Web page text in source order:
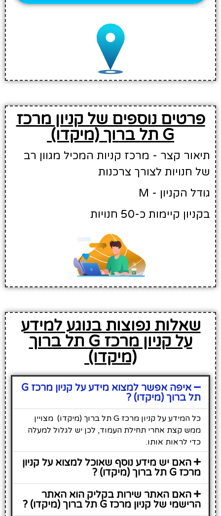
פרטים נוספים של קניון מרכז
G תל ברוך (מיקדו)
תיאור קצר - מרכז קניות המכיל מגוון רב
של חנויות לצורך צרכנות
גודל הקניון - M
בקניון קיימות כ-50 חנויות
שאלות נפוצות בנוגע למידע
על קניון מרכז G תל ברוך
(מיקדו)
איפה אפשר למצוא מידע על קניון מרכז G
תל ברוך (מיקדו) ?
כל המידע על קניון מרכז G תל ברוך (מיקדו) מצויין
ממש קצת אחרי תחילת העמוד, לכן יש לגלול למעלה
כדי לראות אותו.
האם יש מידע נוסף שאוכל למצוא על קניון
מרכז G תל ברוך (מיקדו) ?
האם האתר שירות בקליק הוא האתר
הרישמי של קניון מרכז G תל ברוך (מיקדו) ?